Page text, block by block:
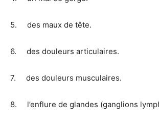
5. des maux de tête.
6. des douleurs articulaires.
7. des douleurs musculaires.
8. l’enflure de glandes (ganglions